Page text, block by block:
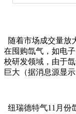
随着市场成交量放
在囤购氙气，如电
校研发领域，由于
巨大（据消息源显示
纽瑞德特气11月份